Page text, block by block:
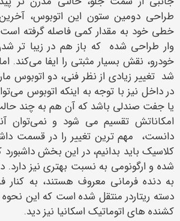
طراحی دومین ستون این اتوبوس،
خطی خود به مقدار کمی فاصله گرفته
وار طراحی شده که باز هم در زیبا تر
خودرو، نقش بسیار مثبتی را ایفا می‌کند.
شد تغییر زیادی از نظر فنی، دو اتوبوس
در داخل نیز با توجه به اینکه اتوبوس
یا جفت صندلی باشد که آن هم به چند
امکاناتش تقسیم می‌ شود و نمی‌توان
دانست، مهم‌ ترین تغییر را در قسمت
کلاسیک باید بدانیم، در این بخش
شده ‌و ارگونومی به نسبت بهتری نیز
به دنده فرمانی معروف هستند، به کنار
دسته ریتاردر منتقل شده است که این
کشنده‌ های اتوماتیک اسکانیا نیز دید.